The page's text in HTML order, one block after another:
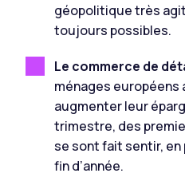
géopolitique très
toujours possibles.
Le commerce de
ménages européens
augmenter leur
trimestre, des
se sont fait sentir,
fin d’année.